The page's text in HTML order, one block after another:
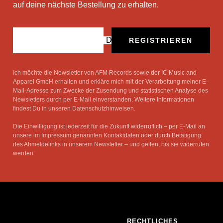
auf deine nächste Bestellung zu erhalten.
Deine E-MailREGISTRIEREN
Ich möchte die Newsletter von AFM Records sowie der IC Music and
Apparel GmbH erhalten und erkläre mich mit der Verarbeitung meiner E-
Mail-Adresse zum Zwecke der Zusendung und statistischen Analyse des
Newsletters durch per E-Mail einverstanden. Weitere Informationen
findest Du in unseren Datenschutzhinweisen.
Die Einwilligung ist jederzeit für die Zukunft widerruflich – per E-Mail an
unsere im Impressum genannten Kontaktdaten oder durch Betätigung
des Abmeldelinks in unserem Newsletter – und gelten, bis sie widerrufen
werden.
RECHTLICHES